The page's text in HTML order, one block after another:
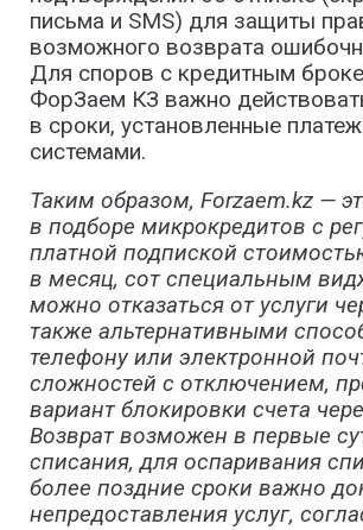
письма и SMS) для защиты
возможного возврата
Для споров с кредитным
ФорЗаем КЗ важно
в сроки, установленные
системами.​
Таким образом, Forzaem.kz —
в подборе микрокредитов с
платной подпиской
в месяц, сот специальным
можно отказаться от услуги
также альтернативными
телефону или электронной
сложностей с отключением,
вариант блокировки счета
Возврат возможен в первые
списания, для оспаривания
более поздние сроки важно
непредоставления услуг,